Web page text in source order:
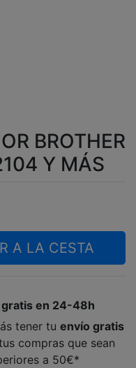
BROTHER
Y MÁS
A LA CESTA
gratis en 24-48h
tener tu envío gratis
compras que sean
a 50€*